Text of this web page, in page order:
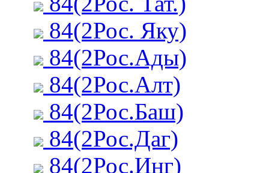
84(2Рос. Яку)
84(2Рос.Ады)
84(2Рос.Алт)
84(2Рос.Баш)
84(2Рос.Даг)
84(2Рос.Инг)